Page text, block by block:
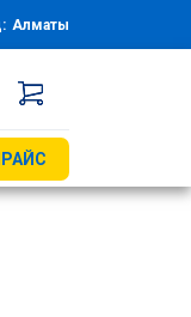
Алматы